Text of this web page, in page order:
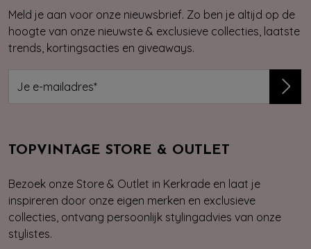
Meld je aan voor onze nieuwsbrief. Zo ben je altijd op de
hoogte van onze nieuwste & exclusieve collecties, laatste
trends, kortingsacties en giveaways.
TOPVINTAGE STORE & OUTLET
Bezoek onze Store & Outlet in Kerkrade en laat je
inspireren door onze eigen merken en exclusieve
collecties, ontvang persoonlijk stylingadvies van onze
stylistes.